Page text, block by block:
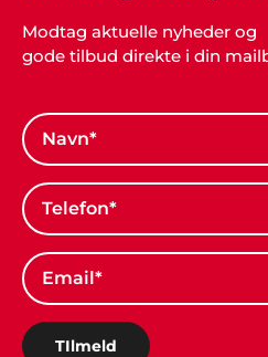
Modtag aktuelle nyheder og
gode tilbud direkte i din
TIlmeld